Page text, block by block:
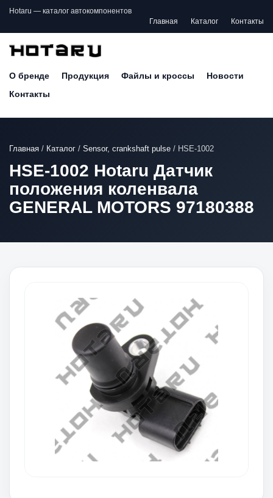
Hotaru — каталог автокомпонентов
Главная
Каталог Контакты
О бренде Продукция Файлы и кроссы
Новости
Контакты
Главная / Каталог / Sensor, crankshaft pulse / HSE-1002
HSE-1002 Hotaru Датчик
положения коленвала
GENERAL MOTORS 97180388